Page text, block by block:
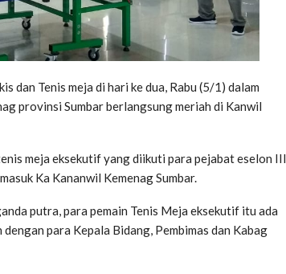
dan Tenis meja di hari ke dua, Rabu (5/1) dalam
provinsi Sumbar berlangsung meriah di Kanwil
meja eksekutif yang diikuti para pejabat eselon III
Ka Kananwil Kemenag Sumbar.
putra, para pemain Tenis Meja eksekutif itu ada
para Kepala Bidang, Pembimas dan Kabag